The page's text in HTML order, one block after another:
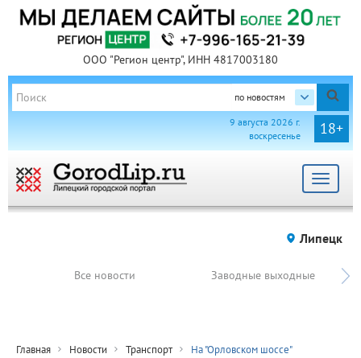
ООО "Регион центр", ИНН 4817003180
по новостям
18+
9 августа 2026 г.
воскресенье
Toggle
Липецк
Все новости Заводные выходные
Главная Новости Транспорт
На "Орловском шоссе"